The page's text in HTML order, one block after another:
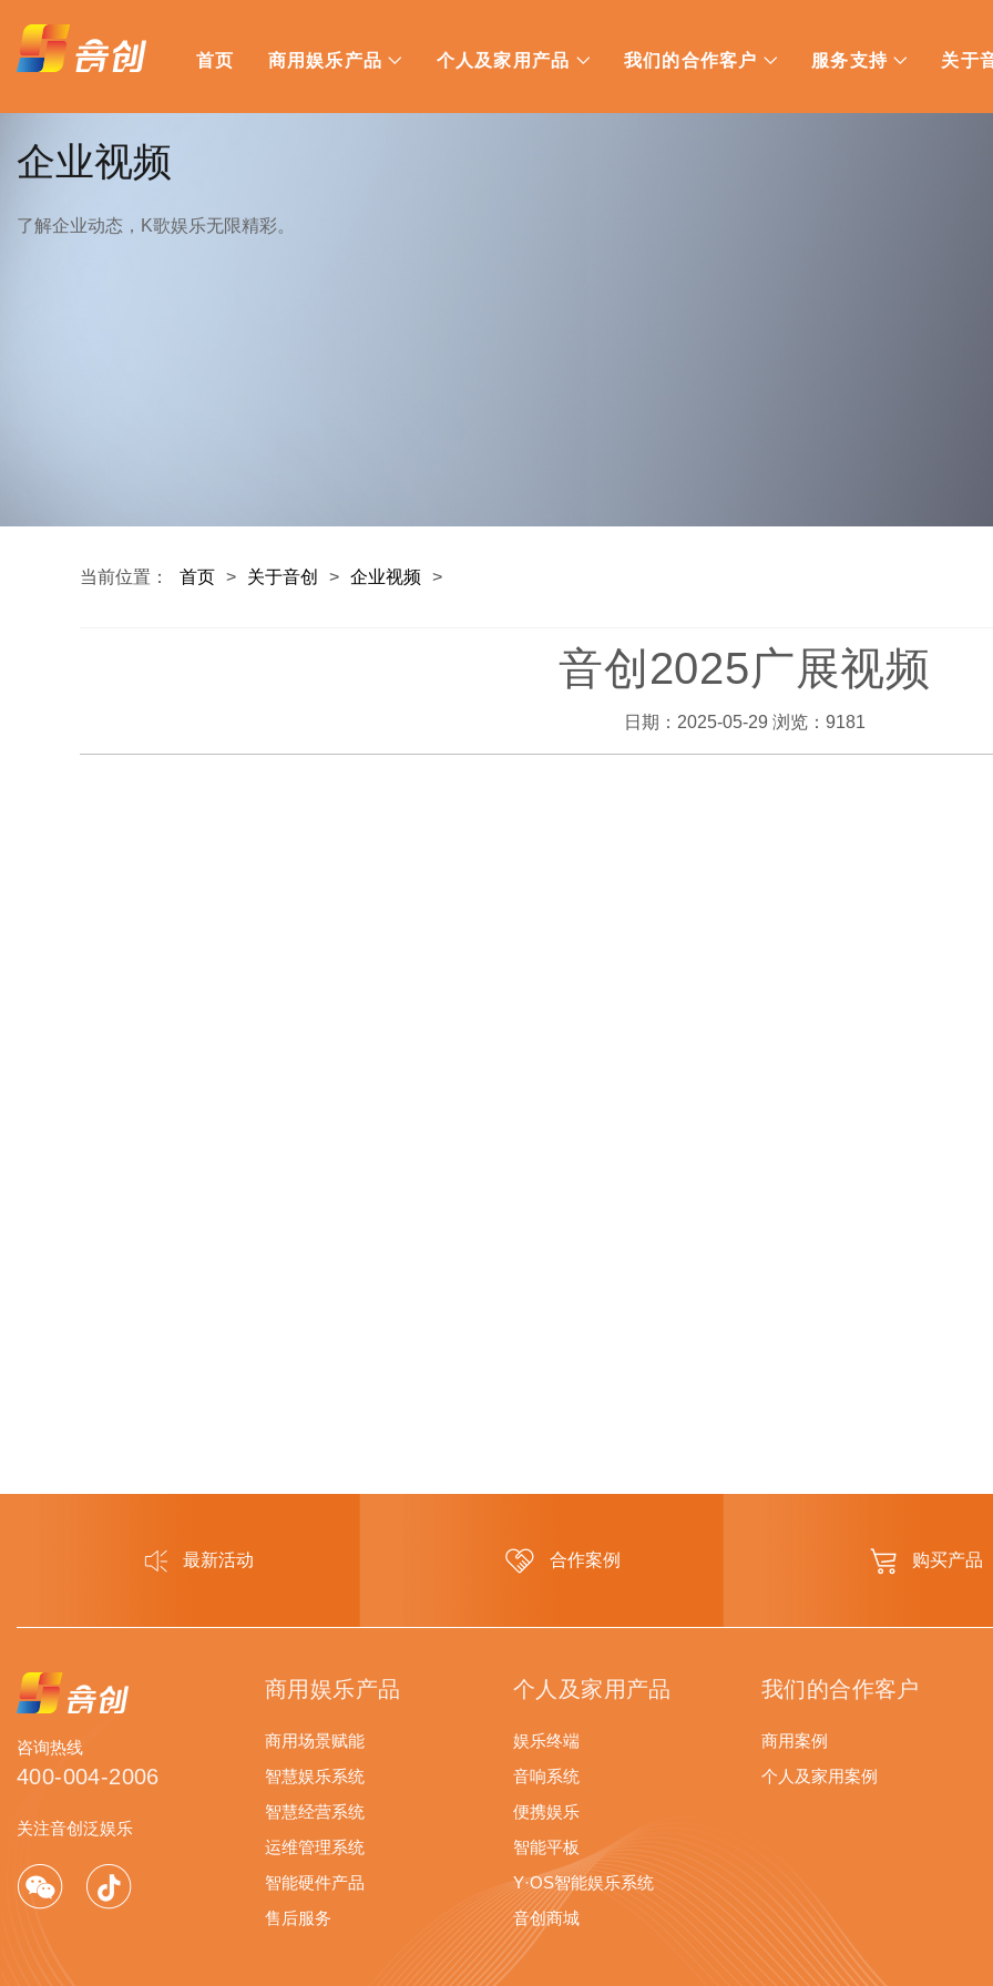
首页 商用娱乐产品 个人及家用产品 我们的合作客户 服务支持 关于
企业视频
了解企业动态，K歌娱乐无限精彩。
当前位置： 首页 > 关于音创 > 企业视频 >
音创2025广展视频
日期：2025-05-29 浏览：9181
最新活动 合作案例 购买产品
咨询热线
400-004-2006
关注音创泛娱乐
商用娱乐产品
商用场景赋能
智慧娱乐系统
智慧经营系统
运维管理系统
智能硬件产品
售后服务
个人及家用产品
娱乐终端
音响系统
便携娱乐
智能平板
Y·OS智能娱乐系统
音创商城
我们的合作客户
商用案例
个人及家用案例